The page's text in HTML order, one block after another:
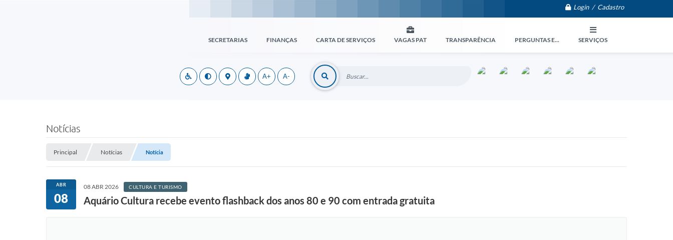
Login / Cadastro
SECRETARIAS FINANÇAS CARTA DE SERVIÇOS VAGAS PAT TRANSPARÊNCIA PERGUNTAS E... SERVIÇOS
A+ A-
Notícias
Principal Notícias Notícia
ABR
08
08 ABR 2026 CULTURA E TURISMO
Aquário Cultura recebe evento flashback dos anos 80 e 90 com entrada gratuita